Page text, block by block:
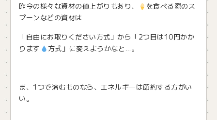
昨今の様々な資材の値上がりもあり、
を食べる際のス
プーンなどの資材は
「自由にお取りください方式」から「2つ目は10円かか
ります
方式」に変えようかなと…。
ま、1つで済むものなら、エネルギーは節約する方がい
い。